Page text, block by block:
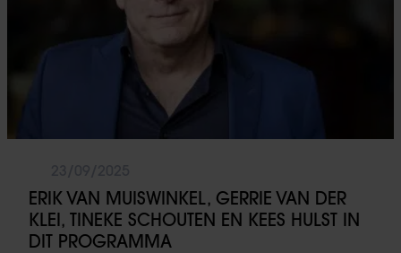
ERIK VAN MUISWINKEL, GERRIE VAN DER
KLEI, TINEKE SCHOUTEN EN KEES HULST IN
DIT PROGRAMMA